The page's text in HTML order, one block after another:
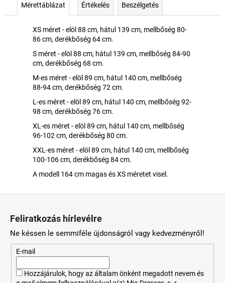
Mérettáblázat Értékelés Beszélgetés
XS méret - elöl 88 cm, hátul 139 cm, mellbőség 80-
86 cm, derékbőség 64 cm.
S méret - elöl 88 cm, hátul 139 cm, mellbőség 84-90
cm, derékbőség 68 cm.
M-es méret - elöl 89 cm, hátul 140 cm, mellbőség
88-94 cm, derékbőség 72 cm.
L-es méret - elöl 89 cm, hátul 140 cm, mellbőség 92-
98 cm, derékbőség 76 cm.
XL-es méret - elöl 89 cm, hátul 140 cm, mellbőség
96-102 cm, derékbőség 80 cm.
XXL-es méret - elöl 89 cm, hátul 140 cm, mellbőség
100-106 cm, derékbőség 84 cm.
A modell 164 cm magas és XS méretet visel.
Feliratkozás hírlevélre
Ne késsen le semmiféle újdonságról vagy kedvezményről!
E-mail
Hozzájárulok, hogy az általam önként megadott nevem és